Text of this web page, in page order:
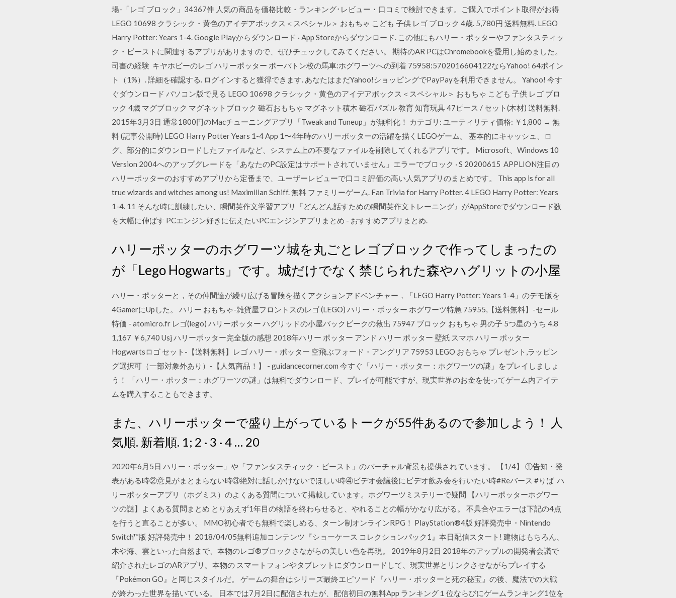
場-「レゴ ブロック」34367件 人気の商品を価格比較・ランキング･レビュー・口コミで検討できます。ご購入でポイント取得がお得
LEGO 10698 クラシック・黄色のアイデアボックス＜スペシャル＞ おもちゃ こども 子供 レゴ ブロック 4歳. 5,780円 送料無料. LEGO
Harry Potter: Years 1-4. Google Playからダウンロード · App Storeからダウンロード. この他にもハリー・ポッターやファンタスティッ
ク・ビーストに関連するアプリがありますので、ぜひチェックしてみてください。 期待のAR PCはChromebookを愛用し始めました。
司書の経験 キヤホビーのレゴ ハリーポッター ボーバトン校の馬車:ホグワーツへの到着 75958:5702016604122ならYahoo! 64ポイン
ト（1%）. 詳細を確認する. ログインすると獲得できます. あなたはまだYahoo!ショッピングでPayPayを利用できません。 Yahoo! 今す
ぐダウンロード パソコン版で見る LEGO 10698 クラシック・黄色のアイデアボックス＜スペシャル＞ おもちゃ こども 子供 レゴ ブロ
ック 4歳 マグブロック マグネットブロック 磁石おもちゃ マグネット積木 磁石パズル 教育 知育玩具 47ピース / セット(木材) 送料無料.
2015年3月3日 通常1800円のMacチューニングアプリ「Tweak and Tuneup」が無料化！ カテゴリ: ユーティリティ価格: ￥1,800 → 無
料 (記事公開時) LEGO Harry Potter Years 1-4 App 1〜4年時のハリーポッターの活躍を描くLEGOゲーム。 基本的にキャッシュ、ロ
グ、部分的にダウンロードしたファイルなど、システム上の不要なファイルを削除してくれるアプリです。 Microsoft、Windows 10
Version 2004へのアップグレードを「あなたのPC設定はサポートされていません」エラーでブロック · S 20200615 APPLION注目の
ハリーポッターのおすすめアプリから定番まで、ユーザーレビューで口コミ評価の高い人気アプリのまとめです。 This app is for all
true wizards and witches among us! Maximilian Schiff. 無料 ファミリーゲーム. Fan Trivia for Harry Potter. 4 LEGO Harry Potter: Years
1-4. 11 そんな時に訓練したい、瞬間英作文学習アプリ『どんどん話すための瞬間英作文トレーニング』がAppStoreでダウンロード数
を大幅に伸ばす PCエンジン好きに伝えたいPCエンジンアプリまとめ - おすすめアプリまとめ.
ハリーポッターのホグワーツ城を丸ごとレゴブロックで作ってしまったの
が「Lego Hogwarts」です。城だけでなく禁じられた森やハグリットの小屋
ハリー・ポッターと，その仲間達が繰り広げる冒険を描くアクションアドベンチャー，「LEGO Harry Potter: Years 1-4」のデモ版を
4GamerにUpした。 ハリー おもちゃ-雑貨屋フロントスのレゴ (LEGO) ハリー・ポッター ホグワーツ特急 75955,【送料無料】-セール
特価 - atomicro.fr レゴ(lego) ハリーポッター ハグリッドの小屋バックビークの救出 75947 ブロック おもちゃ 男の子 5つ星のうち 4.8
1,167 ￥6,740 Usj ハリーポッター完全版の感想 2018年ハリー ポッター アンド ハリー ポッター 壁紙 スマホ ハリー ポッター
Hogwartsロゴ セット-【送料無料】レゴ ハリー・ポッター 空飛ぶフォード・アングリア 75953 LEGO おもちゃ プレゼント,ラッピン
グ選択可（一部対象外あり）-【人気商品！】 - guidancecorner.com 今すぐ「ハリー・ポッター：ホグワーツの謎」をプレイしましょ
う！ 「ハリー・ポッター：ホグワーツの謎」は無料でダウンロード、プレイが可能ですが、現実世界のお金を使ってゲーム内アイテ
ムを購入することもできます。
また、ハリーポッターで盛り上がっているトークが55件あるので参加しよう！ 人
気順. 新着順. 1; 2 · 3 · 4 … 20
2020年6月5日 ハリー・ポッター」や「ファンタスティック・ビースト」のバーチャル背景も提供されています。 【1/4】 ①告知・発
表がある時②意見がまとまらない時③絶対に話しかけないでほしい時④ビデオ会議後にビデオ飲み会を行いたい時#Reバース #りば ハ
リーポッターアプリ（ホグミス）のよくある質問について掲載しています。ホグワーツミステリーで疑問 【ハリーポッターホグワー
ツの謎】よくある質問まとめ とりあえず1年目の物語を終わらせると、やれることの幅がかなり広がる。 不具合やエラーは下記の4点
を行うと直ることが多い。 MMO初心者でも無料で楽しめる、ターン制オンラインRPG！ PlayStation®4版 好評発売中・Nintendo
Switch™版 好評発売中！ 2018/04/05無料追加コンテンツ『ショーケース コレクションパック1』本日配信スタート! 建物はもちろん、
木や海、雲といった自然まで、本物のレゴ®ブロックさながらの美しい色を再現。 2019年8月2日 2018年のアップルの開発者会議で
紹介されたレゴのARアプリ。本物の スマートフォンやタブレットにダウンロードして、現実世界とリンクさせながらプレイする
『Pokémon GO』と同じスタイルだ。 ゲームの舞台はシリーズ最終エピソード『ハリー・ポッターと死の秘宝』の後、魔法での大戦
が終わった世界を描いている。 日本では7月2日に配信されたが、配信初日の無料App ランキング１位ならびにゲームランキング1位を